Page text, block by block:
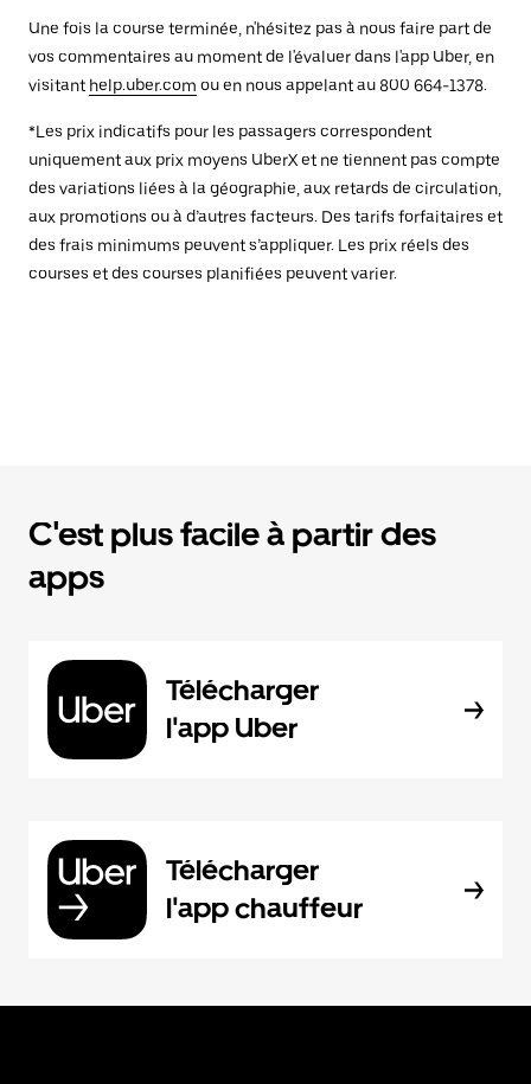
Une fois la course terminée, n'hésitez pas à nous faire part de
vos commentaires au moment de l'évaluer dans l'app Uber, en
visitant help.uber.com ou en nous appelant au 800 664-1378.
*Les prix indicatifs pour les passagers correspondent
uniquement aux prix moyens UberX et ne tiennent pas compte
des variations liées à la géographie, aux retards de circulation,
aux promotions ou à d’autres facteurs. Des tarifs forfaitaires et
des frais minimums peuvent s’appliquer. Les prix réels des
courses et des courses planifiées peuvent varier.
C'est plus facile à partir des
apps
Télécharger
l'app Uber
Télécharger
l'app chauffeur